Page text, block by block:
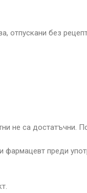
отпускани без
не са достатъчни.
преди